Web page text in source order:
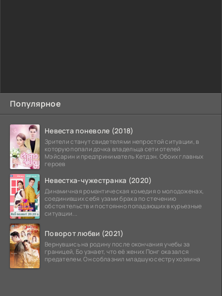
Популярное
Невеста поневоле (2018)
Зрители станут свидетелями непростой ситуации, в
которую попали дочка владельца сети отелей
Мэйсарин и предприниматель Кетдэн. Обоих главных
героев
Невестка-чужестранка (2020)
Динамичная романтическая комедия о молодоженах,
соединивших себя узами брака по стечению
обстоятельств и постоянно попадающих в курьезные
ситуации...
Поворот любви (2021)
Вернувшись на родину после окончания учебы за
границей, Бо узнает, что её жених Понг оказался
предателем. Он соблазнил младшую сестру хозяина